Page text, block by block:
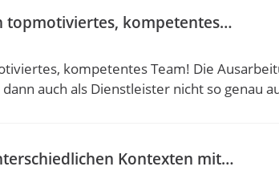
topmotiviertes, kompetentes…
kompetentes Team! Die
auch als Dienstleister nicht so genau
Kontexten mit…